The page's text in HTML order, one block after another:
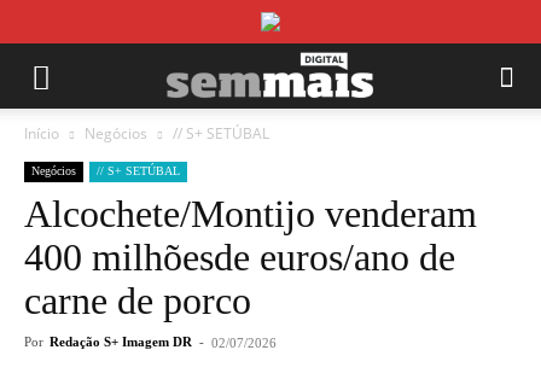
Início Negócios // S+ SETÚBAL
Negócios // S+ SETÚBAL
Alcochete/Montijo venderam
400 milhõesde euros/ano de
carne de porco
Por Redação S+ Imagem DR - 02/07/2026